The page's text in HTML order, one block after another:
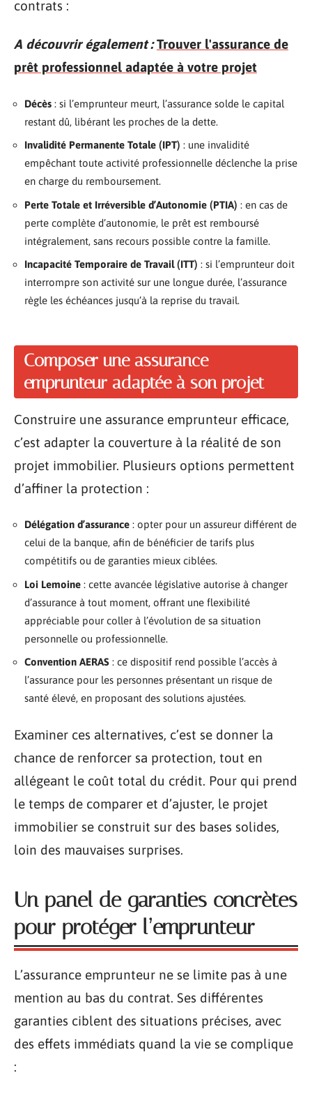
contrats :
A découvrir également : Trouver l'assurance de
prêt professionnel adaptée à votre projet
Décès : si l’emprunteur meurt, l’assurance solde le capital
restant dû, libérant les proches de la dette.
Invalidité Permanente Totale (IPT) : une invalidité
empêchant toute activité professionnelle déclenche la prise
en charge du remboursement.
Perte Totale et Irréversible d’Autonomie (PTIA) : en cas de
perte complète d’autonomie, le prêt est remboursé
intégralement, sans recours possible contre la famille.
Incapacité Temporaire de Travail (ITT) : si l’emprunteur doit
interrompre son activité sur une longue durée, l’assurance
règle les échéances jusqu’à la reprise du travail.
Composer une assurance
emprunteur adaptée à son projet
Construire une assurance emprunteur efficace,
c’est adapter la couverture à la réalité de son
projet immobilier. Plusieurs options permettent
d’affiner la protection :
Délégation d’assurance : opter pour un assureur différent de
celui de la banque, afin de bénéficier de tarifs plus
compétitifs ou de garanties mieux ciblées.
Loi Lemoine : cette avancée législative autorise à changer
d’assurance à tout moment, offrant une flexibilité
appréciable pour coller à l’évolution de sa situation
personnelle ou professionnelle.
Convention AERAS : ce dispositif rend possible l’accès à
l’assurance pour les personnes présentant un risque de
santé élevé, en proposant des solutions ajustées.
Examiner ces alternatives, c’est se donner la
chance de renforcer sa protection, tout en
allégeant le coût total du crédit. Pour qui prend
le temps de comparer et d’ajuster, le projet
immobilier se construit sur des bases solides,
loin des mauvaises surprises.
Un panel de garanties concrètes
pour protéger l’emprunteur
L’assurance emprunteur ne se limite pas à une
mention au bas du contrat. Ses différentes
garanties ciblent des situations précises, avec
des effets immédiats quand la vie se complique
: